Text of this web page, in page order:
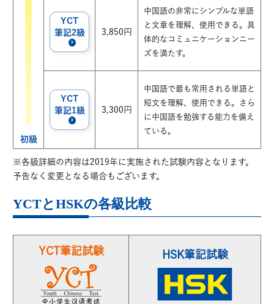
初級
YCT
筆記2級
3,850円
中国語の非常にシンプルな単語
と文章を理解、使用できる。具
体的なコミュニケーションニー
ズを満たす。
YCT
筆記1級
3,300円
中国語で最も常用される単語と
短文を理解、使用できる。さら
に中国語を勉強する能力を備え
ている。
※各級詳細の内容は2019年に実施された試験内容となります。
予告なく変更となる場合もございます。
YCTとHSKの各級比較
YCT筆記試験 HSK筆記試験